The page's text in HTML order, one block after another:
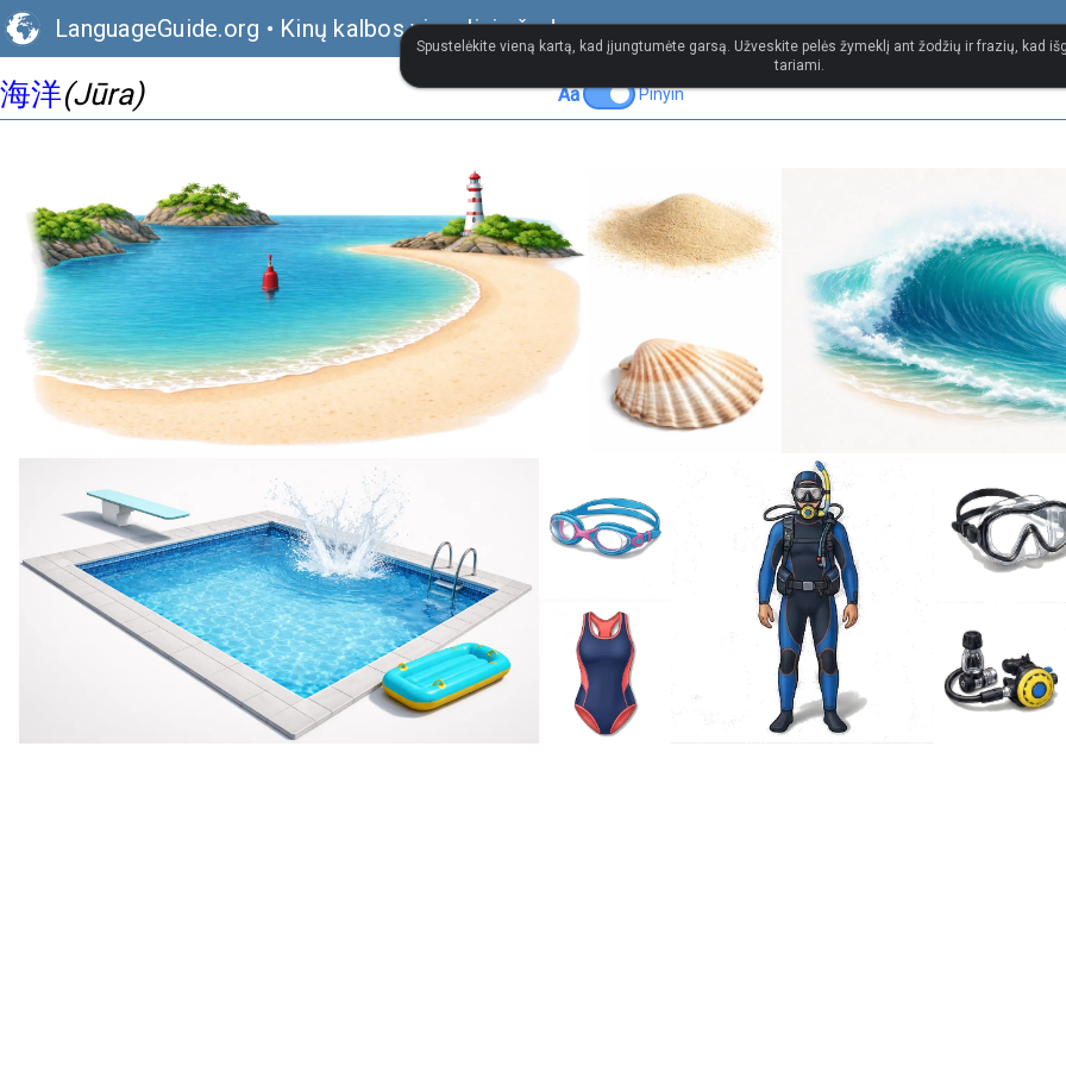
LanguageGuide.org • Kinų kalbos vizualinis žodynas
海洋(Jūra) Aa Pinyin
Spustelėkite vieną kartą, kad įjungtumėte garsą. Užveskite pelės žymeklį ant žodžių ir frazių, kad
tariami.